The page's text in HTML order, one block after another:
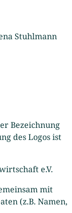
Stuhlmann
Bezeichnung
des Logos ist
e.V.
mit
(z.B. Namen,